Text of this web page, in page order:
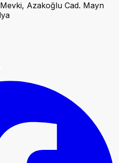
Azakoğlu Cad. Mayn